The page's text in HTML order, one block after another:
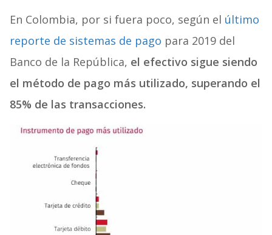
En Colombia, por si fuera poco, según el último
reporte de sistemas de pago para 2019 del
Banco de la República, el efectivo sigue siendo
el método de pago más utilizado, superando el
85% de las transacciones.